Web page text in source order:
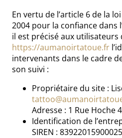
En vertu de l’article 6 de la
2004 pour la confiance dans
il est précisé aux
https://aumanoirtatoue.fr
intervenants dans le cadre
son suivi :
Propriétaire du site :
Adresse : 1 Rue Hoche
Identification de
SIREN :